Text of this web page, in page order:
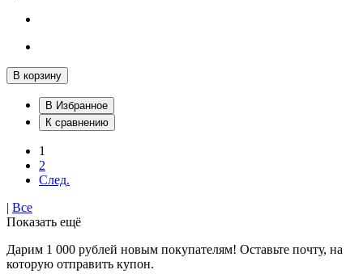
В корзину
В Избранное
К сравнению
1
2
След.
| Все
Показать ещё
Дарим 1 000 рублей новым покупателям! Оставьте почту, на
которую отправить купон.